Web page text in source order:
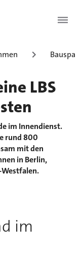
LBS
im Innendienst.
rund 800
mit den
in Berlin,
im